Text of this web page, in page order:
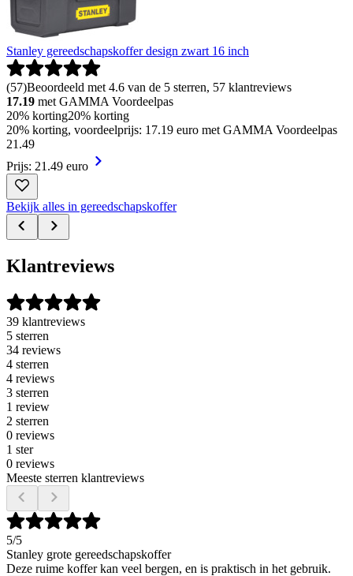
Stanley gereedschapskoffer design zwart 16 inch
(57)Beoordeeld met 4.6 van de 5 sterren, 57 klantreviews
17.19 met GAMMA Voordeelpas
20% korting20% korting
20% korting, voordeelprijs: 17.19 euro met GAMMA Voordeelpas
21 .49
Prijs: 21.49 euro
Bekijk alles in gereedschapskoffer
Klantreviews
39 klantreviews
5 sterren
34 reviews
4 sterren
4 reviews
3 sterren
1 review
2 sterren
0 reviews
1 ster
0 reviews
Meeste sterren klantreviews
5/5
Stanley grote gereedschapskoffer
Deze ruime koffer kan veel bergen, en is praktisch in het gebruik.